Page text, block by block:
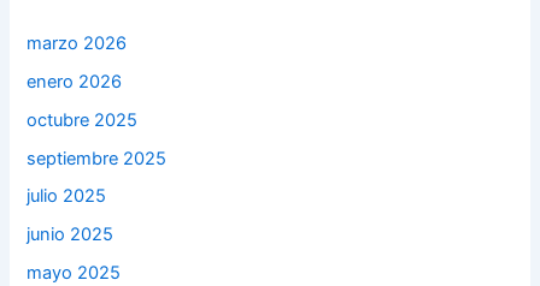
marzo 2026
enero 2026
octubre 2025
septiembre 2025
julio 2025
junio 2025
mayo 2025